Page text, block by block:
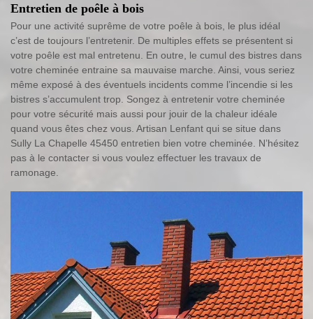
Entretien de poêle à bois
Pour une activité suprême de votre poêle à bois, le plus idéal
c’est de toujours l’entretenir. De multiples effets se présentent si
votre poêle est mal entretenu. En outre, le cumul des bistres dans
votre cheminée entraine sa mauvaise marche. Ainsi, vous seriez
même exposé à des éventuels incidents comme l’incendie si les
bistres s’accumulent trop. Songez à entretenir votre cheminée
pour votre sécurité mais aussi pour jouir de la chaleur idéale
quand vous êtes chez vous. Artisan Lenfant qui se situe dans
Sully La Chapelle 45450 entretien bien votre cheminée. N’hésitez
pas à le contacter si vous voulez effectuer les travaux de
ramonage.